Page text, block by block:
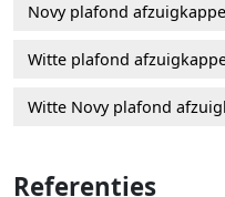
Novy plafond
Witte plafond
Witte Novy plafond
Referenties